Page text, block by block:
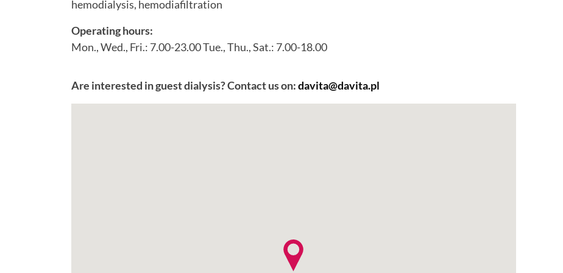
hemodialysis, hemodiafiltration
Operating hours:
Mon., Wed., Fri.: 7.00-23.00 Tue., Thu., Sat.: 7.00-18.00
Are interested in guest dialysis? Contact us on:davita@davita.pl